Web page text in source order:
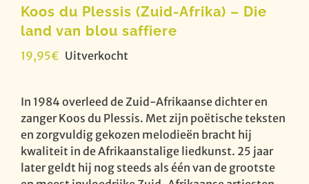
Koos du Plessis (Zuid-Afrika) – Die
land van blou saffiere
19,95€ Uitverkocht
In 1984 overleed de Zuid-Afrikaanse dichter en
zanger Koos du Plessis. Met zijn poëtische teksten
en zorgvuldig gekozen melodieën bracht hij
kwaliteit in de Afrikaanstalige liedkunst. 25 jaar
later geldt hij nog steeds als één van de grootste